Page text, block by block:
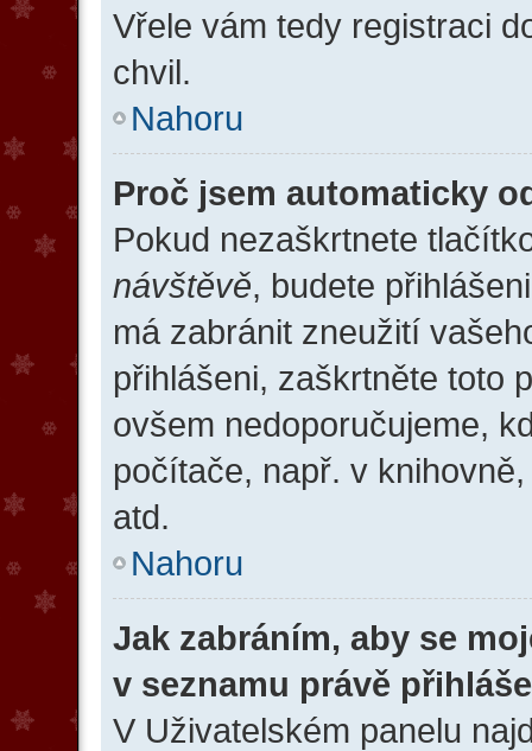
Vřele vám tedy registraci
chvil.
Nahoru
Proč jsem automaticky
Pokud nezaškrtnete
návštěvě, budete
má zabránit zneužití
přihlášeni, zaškrtněte toto
ovšem nedoporučujeme,
počítače, např. v
atd.
Nahoru
Jak zabráním, aby se
v seznamu právě
V Uživatelském panelu